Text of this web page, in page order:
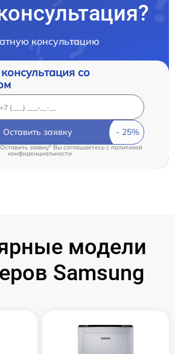
консультацию
со
Оставить заявку
заявку" Вы соглашаетесь c политикой
конфиденциальности
модели
Samsung